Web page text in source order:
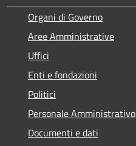
Organi di Governo
Aree Amministrative
Uffici
Enti e fondazioni
Politici
Personale Amministrativo
Documenti e dati